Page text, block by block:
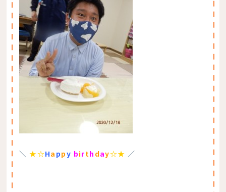
＼★☆Ha ppy birth day☆★ ／